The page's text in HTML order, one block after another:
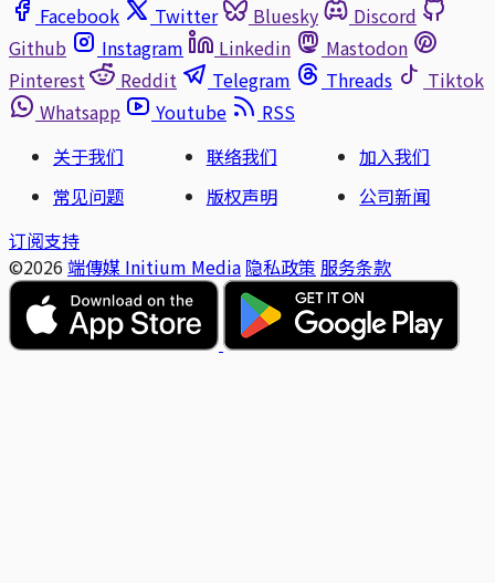
Facebook
Twitter Bluesky
Discord
Github
Instagram Linkedin
Mastodon
Pinterest
Reddit Telegram Threads
Tiktok
Whatsapp
Youtube
RSS
关于我们
联络我们
加入我们
常见问题
版权声明
公司新闻
订阅支持
©2026 端傳媒 Initium Media 隐私政策 服务条款